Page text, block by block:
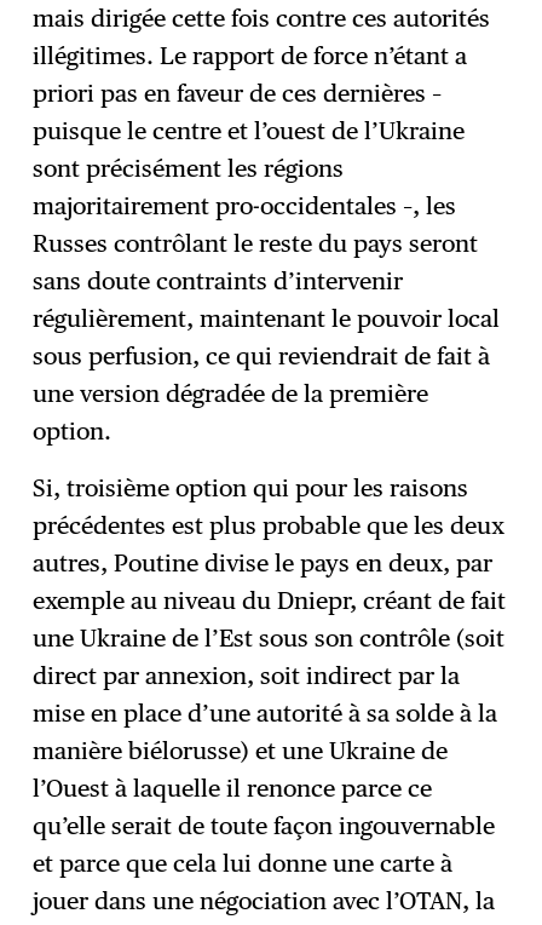
mais dirigée cette fois contre ces autorités
illégitimes. Le rapport de force n’étant a
priori pas en faveur de ces dernières –
puisque le centre et l’ouest de l’Ukraine
sont précisément les régions
majoritairement pro-occidentales –, les
Russes contrôlant le reste du pays seront
sans doute contraints d’intervenir
régulièrement, maintenant le pouvoir local
sous perfusion, ce qui reviendrait de fait à
une version dégradée de la première
option.
Si, troisième option qui pour les raisons
précédentes est plus probable que les deux
autres, Poutine divise le pays en deux, par
exemple au niveau du Dniepr, créant de fait
une Ukraine de l’Est sous son contrôle (soit
direct par annexion, soit indirect par la
mise en place d’une autorité à sa solde à la
manière biélorusse) et une Ukraine de
l’Ouest à laquelle il renonce parce ce
qu’elle serait de toute façon ingouvernable
et parce que cela lui donne une carte à
jouer dans une négociation avec l’OTAN, la